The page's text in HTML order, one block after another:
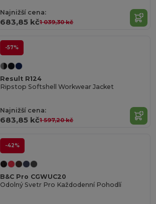
Najnižší cena:
683,85 kč1 039,30 kč
-57%
Result R124
Ripstop Softshell Workwear Jacket
Najnižší cena:
683,85 kč1 597,20 kč
-42%
B&C Pro CGWUC20
Odolný Svetr Pro Každodenní Pohodlí